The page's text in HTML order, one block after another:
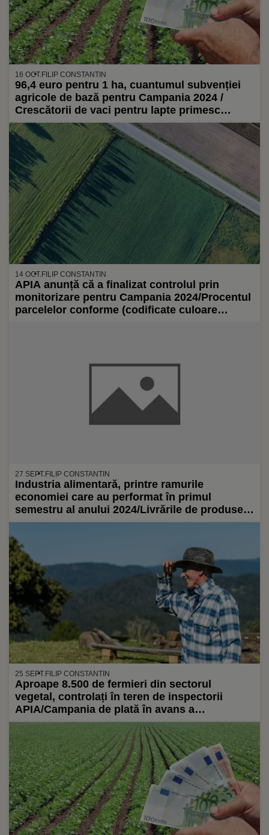
16 OCT.FILIP CONSTANTIN
96,4 euro pentru 1 ha, cuantumul subvenției
agricole de bază pentru Campania 2024 /
Crescătorii de vaci pentru lapte primesc
296,12 euro pentru un animal eligibil / MADR a
realocat aproape 100.000.000 de euro pentru o
eco schemă
14 OCT.FILIP CONSTANTIN
APIA anunță că a finalizat controlul prin
monitorizare pentru Campania 2024/Procentul
parcelelor conforme (codificate culoare
27 SEPT.FILIP CONSTANTIN
Industria alimentară, printre ramurile
economiei care au performat în primul
semestru al anului 2024/Livrările de produse
agroalimentare pe piețele din afara UE au
25 SEPT.FILIP CONSTANTIN
Aproape 8.500 de fermieri din sectorul
vegetal, controlați în teren de inspectorii
APIA/Campania de plată în avans a
beneficiarilor care au depus cerere anul
acesta, programată să înceapă la 16
octombrie